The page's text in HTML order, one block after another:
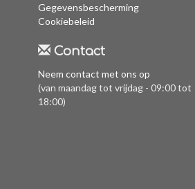
Gegevensbescherming
Cookiebeleid
Contact
Neem contact met ons op
(van maandag tot vrijdag - 09:00 tot
18:00)